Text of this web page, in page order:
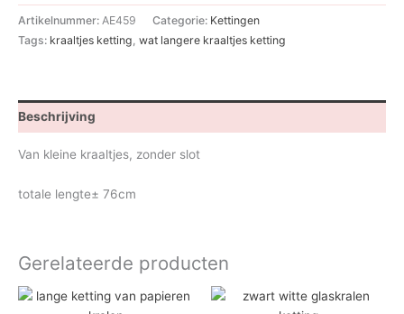
Artikelnummer: AE459 Categorie: Kettingen
Tags: kraaltjes ketting, wat langere kraaltjes ketting
Beschrijving
Van kleine kraaltjes, zonder slot
totale lengte± 76cm
Gerelateerde producten